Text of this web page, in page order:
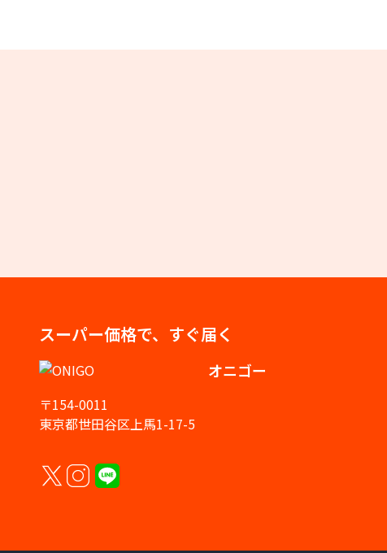
スーパー価格で、すぐ届く
オニゴー
〒154-0011
東京都世田谷区上馬1-17-5